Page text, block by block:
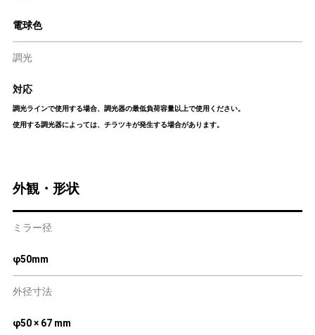
電球色
調光
対応
調光ラインで使用する場合、調光器の最低負荷容量以上で使用ください。
使用する調光器によっては、チラツキが発生する場合があります。
外観・形状
ミラー径
φ50mm
外径寸法
φ50 × 67 mm